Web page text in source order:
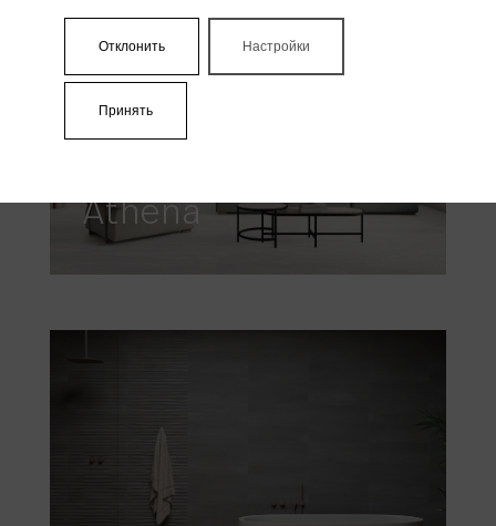
Athena
Принять
Отклонить Настройки